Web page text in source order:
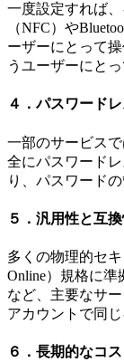
一度設定すれば
（NFC）や
ーザーにとって
うユーザーにと
４．パスワード
一部のサービス
全にパスワード
り、パスワード
５．汎用性と互
多くの物理的セ
Online）規格に準
など、主要なサ
アカウントで同
６．長期的なコ